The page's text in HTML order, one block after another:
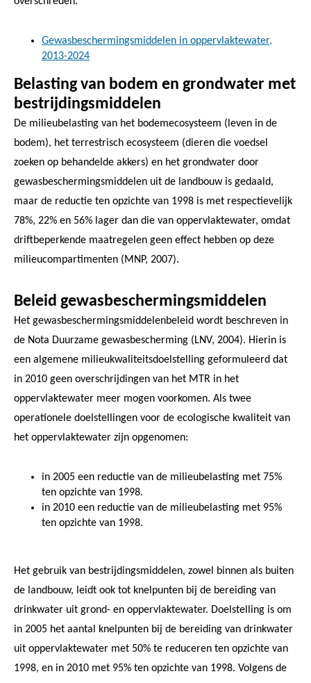
Gewasbeschermingsmiddelen in oppervlaktewater,
2013-2024
Belasting van bodem en grondwater met
bestrijdingsmiddelen
De milieubelasting van het bodemecosysteem (leven in de
bodem), het terrestrisch ecosysteem (dieren die voedsel
zoeken op behandelde akkers) en het grondwater door
gewasbeschermingsmiddelen uit de landbouw is gedaald,
maar de reductie ten opzichte van 1998 is met respectievelijk
78%, 22% en 56% lager dan die van oppervlaktewater, omdat
driftbeperkende maatregelen geen effect hebben op deze
milieucompartimenten (MNP, 2007).
Beleid gewasbeschermingsmiddelen
Het gewasbeschermingsmiddelenbeleid wordt beschreven in
de Nota Duurzame gewasbescherming (LNV, 2004). Hierin is
een algemene milieukwaliteitsdoelstelling geformuleerd dat
in 2010 geen overschrijdingen van het MTR in het
oppervlaktewater meer mogen voorkomen. Als twee
operationele doelstellingen voor de ecologische kwaliteit van
het oppervlaktewater zijn opgenomen:
in 2005 een reductie van de milieubelasting met 75%
ten opzichte van 1998.
in 2010 een reductie van de milieubelasting met 95%
ten opzichte van 1998.
Het gebruik van bestrijdingsmiddelen, zowel binnen als buiten
de landbouw, leidt ook tot knelpunten bij de bereiding van
drinkwater uit grond- en oppervlaktewater. Doelstelling is om
in 2005 het aantal knelpunten bij de bereiding van drinkwater
uit oppervlaktewater met 50% te reduceren ten opzichte van
1998, en in 2010 met 95% ten opzichte van 1998. Volgens de